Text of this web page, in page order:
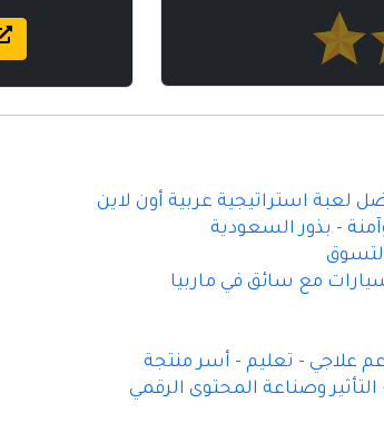
لعبة استراتيجية عربية أون لاين
- بذور السعودية
مع سائق في ماربيا
علاجي - تعليم - أسر منتجة
وصناعة المحتوى الرقمي